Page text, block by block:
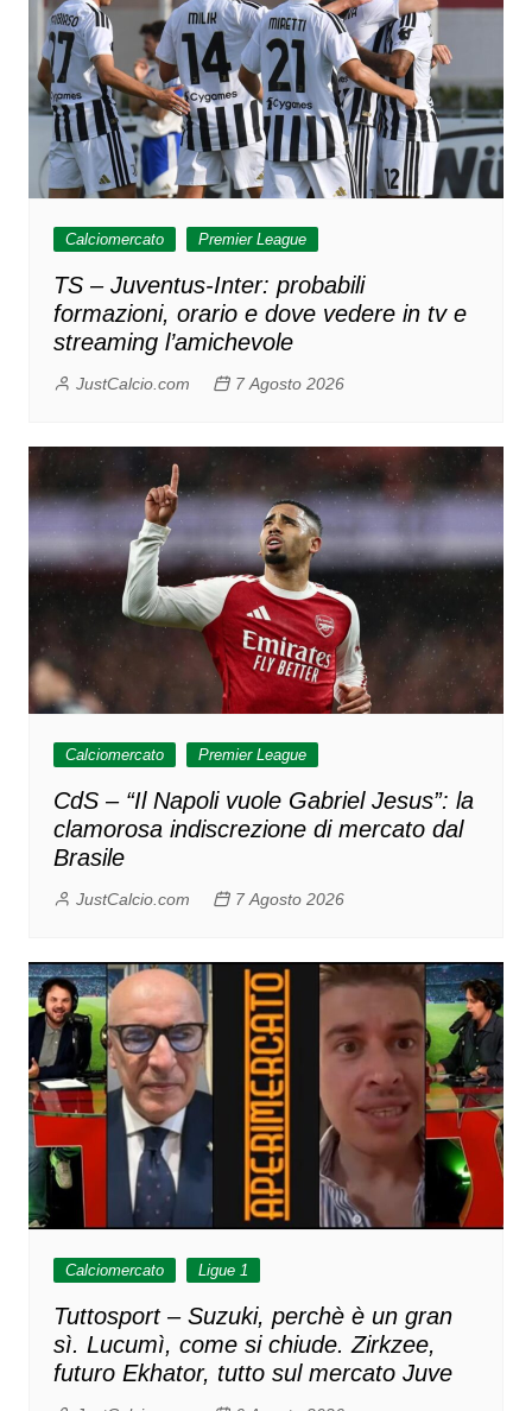
Calciomercato Premier League
TS – Juventus-Inter: probabili
formazioni, orario e dove vedere in tv e
streaming l’amichevole
JustCalcio.com 7 Agosto 2026
Calciomercato Premier League
CdS – “Il Napoli vuole Gabriel Jesus”: la
clamorosa indiscrezione di mercato dal
Brasile
JustCalcio.com 7 Agosto 2026
Calciomercato Ligue 1
Tuttosport – Suzuki, perchè è un gran
sì. Lucumì, come si chiude. Zirkzee,
futuro Ekhator, tutto sul mercato Juve